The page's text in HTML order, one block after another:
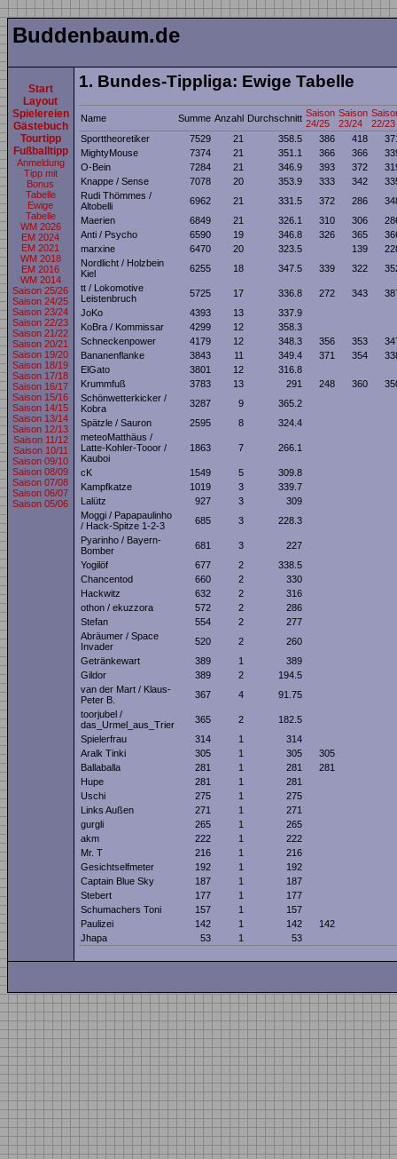
Buddenbaum.de
Start
Layout
Spielereien
Gästebuch
Tourtipp
Fußballtipp
Anmeldung
Tipp mit
Bonus
Tabelle
Ewige
Tabelle
WM 2026
EM 2024
EM 2021
WM 2018
EM 2016
WM 2014
Saison 25/26
Saison 24/25
Saison 23/24
Saison 22/23
Saison 21/22
Saison 20/21
Saison 19/20
Saison 18/19
Saison 17/18
Saison 16/17
Saison 15/16
Saison 14/15
Saison 13/14
Saison 12/13
Saison 11/12
Saison 10/11
Saison 09/10
Saison 08/09
Saison 07/08
Saison 06/07
Saison 05/06
1. Bundes-Tippliga: Ewige Tabelle
Name Summe Anzahl Durchschnitt Saison
24/25
Saison
23/24
22/23
Sporttheoretiker
7529 21 358.5 386 418
MightyMouse
7374 21 351.1 366 366
O-Bein
7284 21 346.9 393 372
Knappe / Sense
7078 20 353.9 333 342
Rudi Thömmes /
Altobelli
6962 21 331.5 372 286
Maerien
6849 21 326.1 310 306
Anti / Psycho
6590 19 346.8 326 365
marxine
6470 20 323.5 139
Nordlicht / Holzbein
Kiel
6255 18 347.5 339 322
tt / Lokomotive
Leistenbruch
5725 17 336.8 272 343
JoKo
4393 13
337.9
KoBra / Kommissar
4299 12
358.3
Schneckenpower
4179 12 348.3 356 353
Bananenflanke
3843 11 349.4 371 354
ElGato
3801 12
316.8
Krummfuß
3783 13 291 248 360
Schönwetterkicker /
Kobra
3287 9
365.2
Spätzle / Sauron
2595 8
324.4
meteoMatthäus /
Latte-Kohler-Tooor /
Kauboi
1863 7 266.1
cK 1549 5
309.8
Kampfkatze
1019 3
339.7
Lalütz
927 3
309
Moggi / Papapaulinho
/ Hack-Spitze 1-2-3
685 3
228.3
Pyarinho / Bayern-
Bomber
681 3
227
Yogilöf
677 2
338.5
Chancentod
660 2
330
Hackwitz
632 2
316
othon / ekuzzora
572 2
286
Stefan
554 2
277
Abräumer / Space
Invader
520 2
260
Getränkewart
389 1
389
Gildor
389 2
194.5
van der Mart / Klaus-
Peter B.
367 4
91.75
toorjubel /
das_Urmel_aus_Trier
365 2
182.5
Spielerfrau
314 1
314
Aralk Tinki
305 1 305
305
Ballaballa
281 1 281
281
Hupe
281 1
281
Uschi
275 1
275
Links Außen
271 1
271
gurgli
265 1
265
akm
222 1
222
Mr. T
216 1
216
Gesichtselfmeter
192 1
192
Captain Blue Sky
187 1
187
Stebert
177 1
177
Schumachers Toni
157 1
157
Paulizei
142 1 142
142
Jhapa
53 1 53